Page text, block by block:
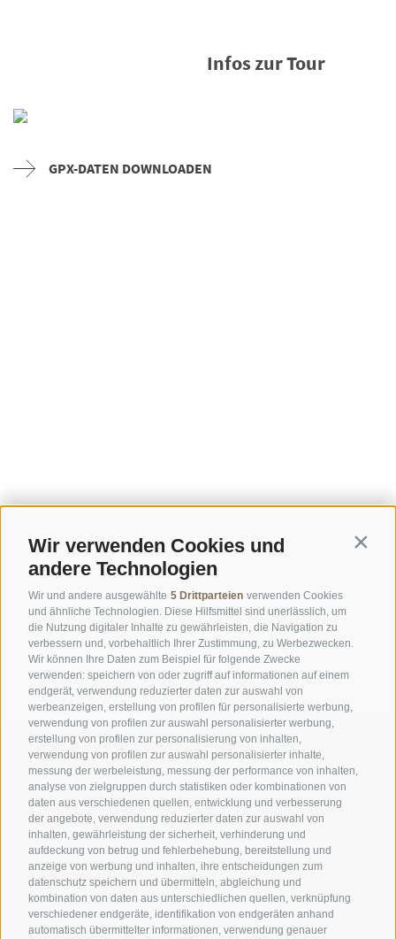
Wir verwenden Cookies und
andere Technologien
Wir und andere ausgewählte 5 Drittparteien verwenden Cookies
und ähnliche Technologien. Diese Hilfsmittel sind unerlässlich, um
die Nutzung digitaler Inhalte zu gewährleisten, die Navigation zu
verbessern und, vorbehaltlich Ihrer Zustimmung, zu Werbezwecken.
Wir können Ihre Daten zum Beispiel für folgende Zwecke
verwenden: speichern von oder zugriff auf informationen auf einem
endgerät, verwendung reduzierter daten zur auswahl von
werbeanzeigen, erstellung von profilen für personalisierte werbung,
verwendung von profilen zur auswahl personalisierter werbung,
erstellung von profilen zur personalisierung von inhalten,
verwendung von profilen zur auswahl personalisierter inhalte,
messung der werbeleistung, messung der performance von inhalten,
analyse von zielgruppen durch statistiken oder kombinationen von
daten aus verschiedenen quellen, entwicklung und verbesserung
der angebote, verwendung reduzierter daten zur auswahl von
inhalten, gewährleistung der sicherheit, verhinderung und
aufdeckung von betrug und fehlerbehebung, bereitstellung und
anzeige von werbung und inhalten, ihre entscheidungen zum
datenschutz speichern und übermitteln, abgleichung und
kombination von daten aus unterschiedlichen quellen, verknüpfung
verschiedener endgeräte, identifikation von endgeräten anhand
automatisch übermittelter informationen, verwendung genauer
Infos zur Tour
GPX-DATEN DOWNLOADEN
AMT FÜR DEN NATIONALPARK STILFSERJOCH
SOCIAL-MEDIA-RICHTLINIEN | IMPRESSUM | SITEMAP | COOKIE-RICHTLINIE
PRIVACY | Cookie Präferenzen